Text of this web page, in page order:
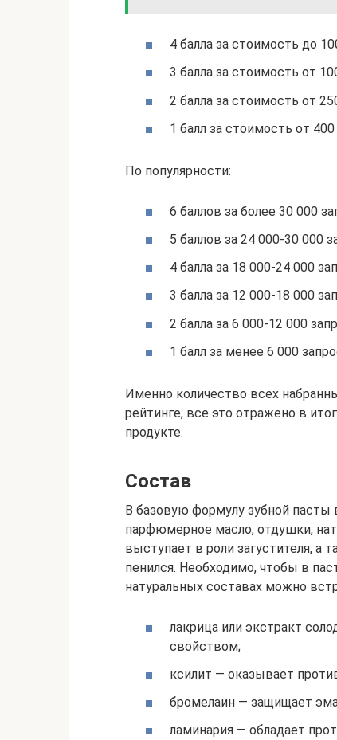
4 балла за стоимость до
3 балла за стоимость от
2 балла за стоимость от
1 балл за стоимость от 400
По популярности:
6 баллов за более 30 000
5 баллов за 24 000-30 000
4 балла за 18 000-24 000
3 балла за 12 000-18 000
2 балла за 6 000-12 000
1 балл за менее 6 000
Именно количество всех
рейтинге, все это отражено в
продукте.
Состав
В базовую формулу зубной пасты
парфюмерное масло, отдушки,
выступает в роли загустителя, а
пенился. Необходимо, чтобы в
натуральных составах можно
лакрица или экстракт
свойством;
ксилит — оказывает
бромелаин — защищает
ламинария — обладает